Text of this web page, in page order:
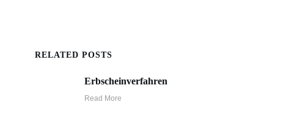
RELATED POSTS
Erbscheinverfahren
Read More